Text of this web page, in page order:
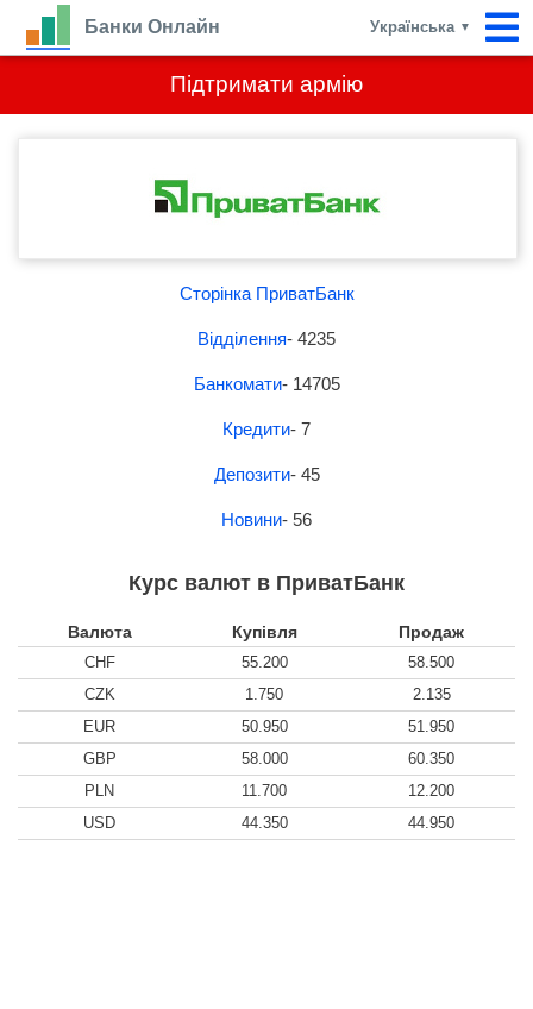
Підтримати армію
Банки Онлайн Українська ▼
Сторінка ПриватБанк
Відділення- 4235
Банкомати- 14705
Кредити- 7
Депозити- 45
Новини- 56
Курс валют в ПриватБанк
Валюта Купівля Продаж
CHF 55.200
58.500
CZK
1.750
2.135
EUR
50.950
51.950
GBP
58.000
60.350
PLN
11.700
12.200
USD
44.350 44.950